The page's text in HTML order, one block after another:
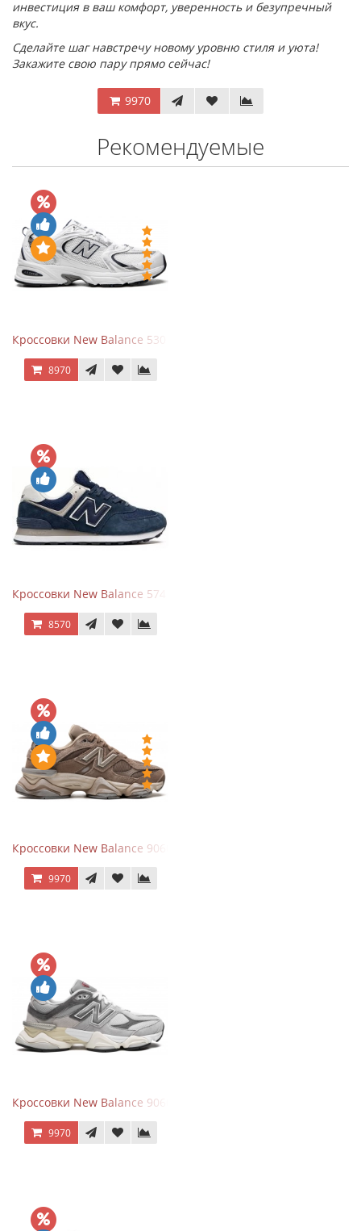
инвестиция в ваш комфорт, уверенность и безупречный
вкус.
Сделайте шаг навстречу новому уровню стиля и уюта!
Закажите свою пару прямо сейчас!
9970
Рекомендуемые
Кроссовки New Balance 530 White Silver Navy
8970
Кроссовки New Balance 574 Navy Blue White
8570
Кроссовки New Balance 9060 Mushroom
9970
Кроссовки New Balance 9060 Rain Cloud Grey
9970